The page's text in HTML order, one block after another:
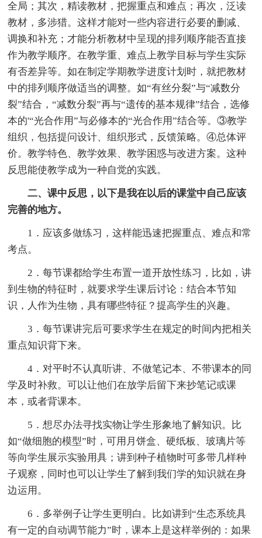
全局；其次，精读教材，把握重点和难点；再次，泛读
教材，多涉猎。这样才能对一些内容进行必要的删减、
调换和补充；才能分析教材中呈现的排列顺序能否直接
作为教学顺序。在教学重、难点上教学目标与学生实际
有否差异等。如在制定学期教学进度计划时，就把教材
中的排列顺序做适当的调整。如“有丝分裂”与“减数分
裂”结合，“减数分裂”再与“遗传的基本规律”结合，选修
本的'“光合作用”与必修本的“光合作用”结合等。③教学
组织，包括提问设计、组织形式，反馈策略。④总体评
价。教学特色、教学效果、教学困惑与改进方案。这种
反思能使教学成为一种自觉的实践。
二、课中反思，以下是我在以后的课堂中自己应该
完善的地方。
1．应该多做练习，这样能迅速把握重点、难点和常
考点。
2．每节课都给学生布置一道开放性练习，比如，讲
到生物的特征时，就要求学生课后讨论：结合本节知
识，人作为生物，具有哪些特征？提高学生的兴趣。
3．每节课讲完后可要求学生在规定的时间内把相关
重点知识背下来。
4．对平时不认真听讲、不做笔记本、不带课本的同
学及时补救。可以让他们在放学后留下来抄笔记或课
本，或者背课本。
5．想尽办法寻找实物让学生形象地了解知识。比
如“做细胞的模型”时，可用月饼盒、硬纸板、玻璃片等
等向学生展示实验用具；讲到种子植物时可多带几样种
子观察，同时也可以让学生了解到我们学的知识就在身
边运用。
6．多举例子让学生更明白。比如讲到“生态系统具
有一定的自动调节能力”时，课本上是这样举例的：如果